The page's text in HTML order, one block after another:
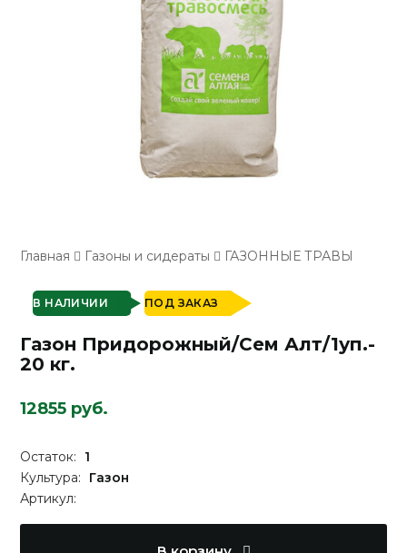
Главная Газоны и сидераты ГАЗОННЫЕ ТРАВЫ
В НАЛИЧИИ ПОД ЗАКАЗ
Газон Придорожный/Сем Алт/1уп.-
20 кг.
12855 руб.
Остаток:
1
Культура:
Газон
Артикул: